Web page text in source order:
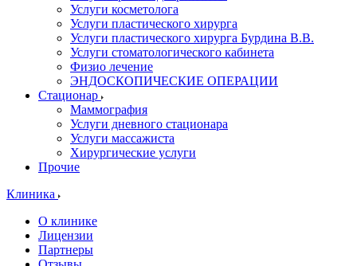
Услуги косметолога
Услуги пластического хирурга
Услуги пластического хирурга Бурдина В.В.
Услуги стоматологического кабинета
Физио лечение
ЭНДОСКОПИЧЕСКИЕ ОПЕРАЦИИ
Стационар
Маммография
Услуги дневного стационара
Услуги массажиста
Хирургические услуги
Прочие
Клиника
О клинике
Лицензии
Партнеры